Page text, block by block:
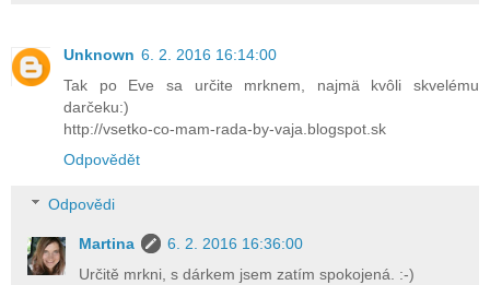
Unknown 6. 2. 2016 16:14:00
Tak po Eve sa určite mrknem, najmä kvôli skvelému
darčeku:)
http://vsetko-co-mam-rada-by-vaja.blogspot.sk
Odpovědět
Odpovědi
Martina
6. 2. 2016 16:36:00
Určitě mrkni, s dárkem jsem zatím spokojená. :-)